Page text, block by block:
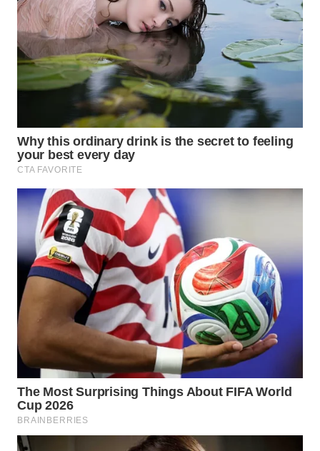
SUKABUMI
PURWAKARTA
TIMUR
WN
WN
SOLO
WN
BOROBUDUR
MADURA
WN
SURABAYA
NATUNA